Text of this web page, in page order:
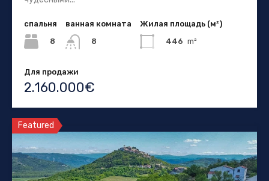
спальня
8
ванная комната
8
Жилая площадь (м²)
446 m²
Для продажи
2.160.000€
Featured